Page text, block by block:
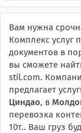
Вам нужна
Комплекс услуг
документов в
вы сможете
stil.com.
предлагает
Циндао, в
перевозка
10т.. Ваш груз